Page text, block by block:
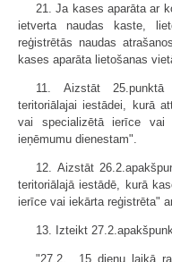
21. Ja kases aparāta ar
ietverta naudas kaste,
reģistrētās naudas
kases aparāta lietošanas
11. Aizstāt 25.punktā
teritoriālajai iestādei, kurā
vai specializētā ierīce vai
ieņēmumu dienestam".
12. Aizstāt
teritoriālajā iestādē, kurā
ierīce vai iekārta reģistrēta"
13. Izteikt
"27.2. 15 dienu laikā